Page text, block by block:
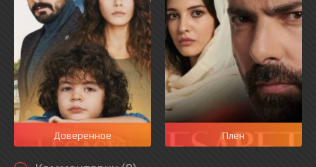
Доверенное Плен